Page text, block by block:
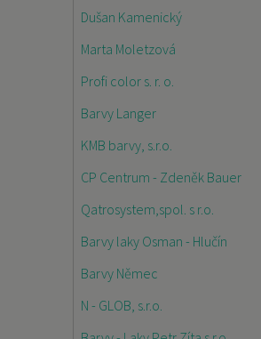
Dušan Kamenický
Marta Moletzová
Profi color s. r. o.
Barvy Langer
KMB barvy, s.r.o.
CP Centrum - Zdeněk Bauer
Qatrosystem,spol. s r.o.
Barvy laky Osman - Hlučín
Barvy Němec
N - GLOB, s.r.o.